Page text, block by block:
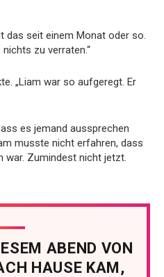
das seit einem Monat oder so.
zu verraten.“
„Liam war so aufgeregt. Er
es jemand aussprechen
musste nicht erfahren, dass
war. Zumindest nicht jetzt.
ABEND VON
HAUSE KAM,